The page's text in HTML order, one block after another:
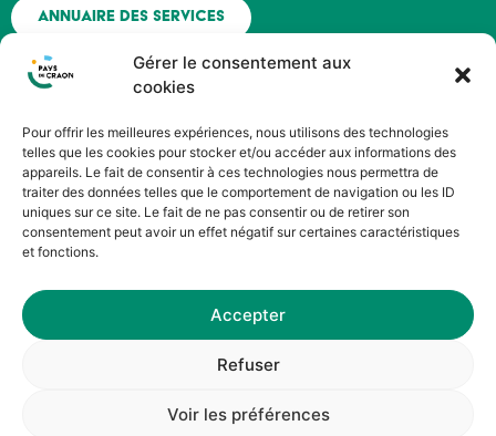
Gérer le consentement aux
cookies
Pour offrir les meilleures expériences, nous utilisons des technologies
telles que les cookies pour stocker et/ou accéder aux informations des
appareils. Le fait de consentir à ces technologies nous permettra de
traiter des données telles que le comportement de navigation ou les ID
uniques sur ce site. Le fait de ne pas consentir ou de retirer son
consentement peut avoir un effet négatif sur certaines caractéristiques
et fonctions.
Accepter
Refuser
Voir les préférences
Annuaire des services
Nous contacter
Espace agent - Octime
Suivez nous !